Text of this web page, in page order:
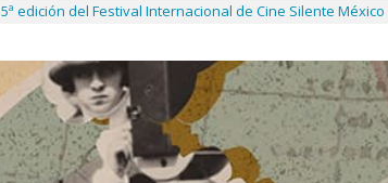
5ª edición del Festival Internacional de Cine Silente México